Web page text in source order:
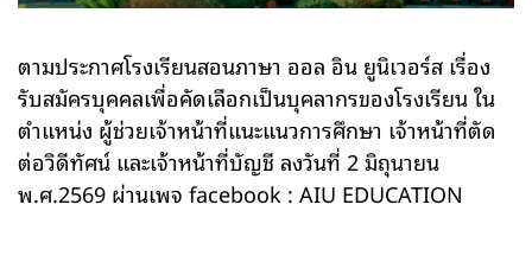
ตามประกาศโรงเรียนสอนภาษา ออล อิน ยูนิเวอร์ส เรื่อง
รับสมัครบุคคลเพื่อคัดเลือกเป็นบุคลากรของโรงเรียน ใน
ตำแหน่ง ผู้ช่วยเจ้าหน้าที่แนะแนวการศึกษา เจ้าหน้าที่ตัด
ต่อวิดีทัศน์ และเจ้าหน้าที่บัญชี ลงวันที่ 2 มิถุนายน
พ.ศ.2569 ผ่านเพจ facebook : AIU EDUCATION